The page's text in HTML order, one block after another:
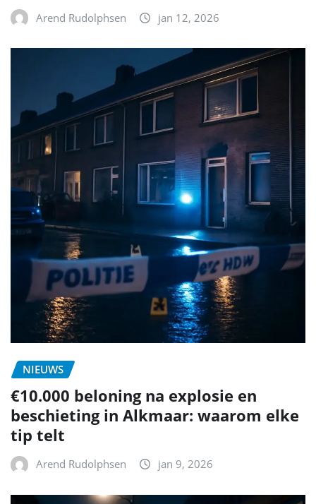
Arend Rudolphsen jan 12, 2026
NIEUWS
€10.000 beloning na explosie en
beschieting in Alkmaar: waarom elke
tip telt
Arend Rudolphsen jan 9, 2026